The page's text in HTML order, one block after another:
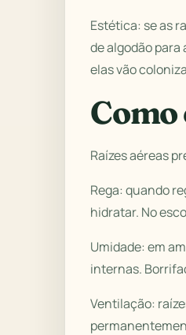
Estética: se as
de algodão
elas vão
Como
Raízes aéreas
Rega: quando
hidratar. No
Umidade: em
internas.
Ventilação: